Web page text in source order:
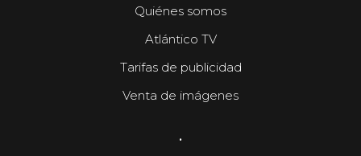
Quiénes somos
Atlántico TV
Tarifas de publicidad
Venta de imágenes
.